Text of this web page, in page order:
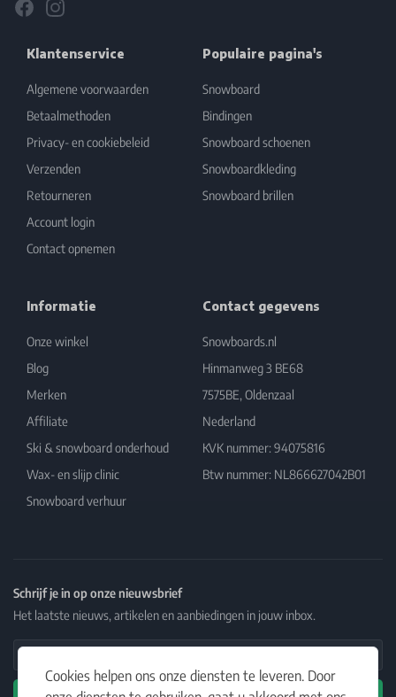
Cookies helpen ons onze diensten te leveren. Door
FacebookInstagram
Klantenservice
Algemene voorwaarden
Betaalmethoden
Privacy- en cookiebeleid
Verzenden
Retourneren
Account login
Contact opnemen
Populaire pagina's
Snowboard
Bindingen
Snowboard schoenen
Snowboardkleding
Snowboard brillen
Informatie
Onze winkel
Blog
Merken
Affiliate
Ski & snowboard onderhoud
Wax- en slijp clinic
Snowboard verhuur
Contact gegevens
Snowboards.nl
Hinmanweg 3 BE68
7575BE, Oldenzaal
Nederland
KVK nummer: 94075816
Btw nummer: NL866627042B01
Schrijf je in op onze nieuwsbrief
Het laatste nieuws, artikelen en aanbiedingen in jouw inbox.
Email Address